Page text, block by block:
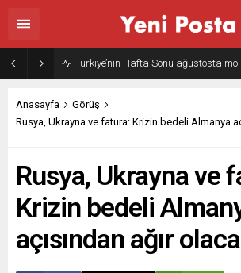
Gazze’nin geleceği: Teknokratik
Anasayfa
Görüş
Rusya, Ukrayna ve fatura: Krizin bedeli Almanya
Rusya, Ukrayna ve
Krizin bedeli
açısından ağır